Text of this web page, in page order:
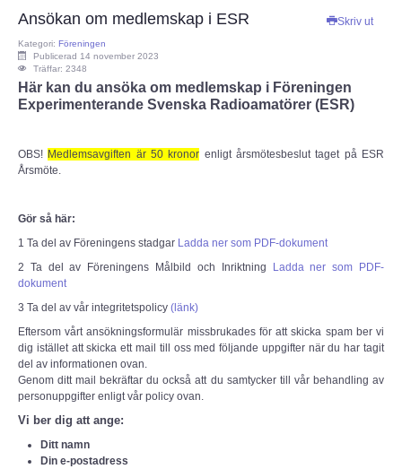
Provförrättning
Provfrågebank
IARU
IARU dokument
Elsäkerhetsverket
Skriv ut
Ansökan om medlemskap i ESR
Kategori: Föreningen
Publicerad 14 november 2023
Träffar: 2348
Här kan du ansöka om medlemskap i Föreningen
Experimenterande Svenska Radioamatörer (ESR)
OBS! Medlemsavgiften är 50 kronor enligt årsmötesbeslut taget på ESR
Årsmöte.
Gör så här:
1 Ta del av Föreningens stadgar Ladda ner som PDF-dokument
2 Ta del av Föreningens Målbild och Inriktning
Ladda ner som PDF-
dokument
3 Ta del av vår integritetspolicy (länk)
Eftersom vårt ansökningsformulär missbrukades för att skicka spam ber vi
dig istället att skicka ett mail till oss med följande uppgifter när du har tagit
del av informationen ovan.
Genom ditt mail bekräftar du också att du samtycker till vår behandling av
personuppgifter enligt vår policy ovan.
Vi ber dig att ange:
Ditt namn
Din e-postadress